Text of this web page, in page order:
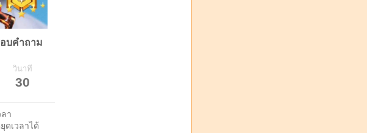
บคำถาม
วินาที
30
า
ดเวลาได้